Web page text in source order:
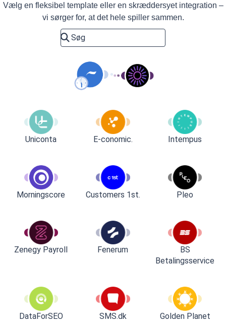
Vælg en fleksibel template eller en skræddersyet integration –
vi sørger for, at det hele spiller sammen.
Uniconta E-conomic. Intempus
Morningscore Customers 1st. Pleo
Zenegy Payroll Fenerum
BS
Betalingsservice
DataForSEO SMS.dk Golden Planet